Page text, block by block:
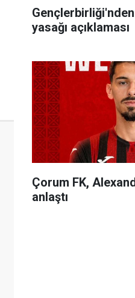
yasağı açıklaması
Çorum FK,
anlaştı